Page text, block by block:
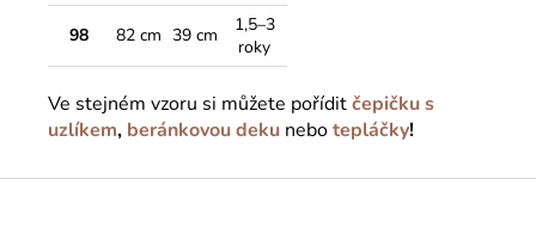
98 82 cm 39 cm
1,5–3
roky
Ve stejném vzoru si můžete poříditčepičku s
uzlíkem, beránkovou deku nebotepláčky!